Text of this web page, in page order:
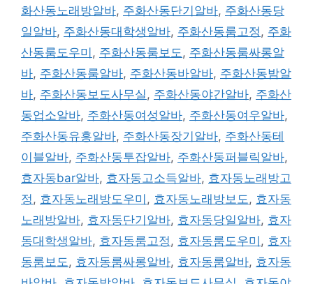
화산동노래방알바, 주화산동단기알바, 주화산동당
일알바, 주화산동대학생알바, 주화산동룸고정, 주화
산동룸도우미 , 주화산동룸보도, 주화산동룸싸롱알
바, 주화산동룸알바, 주화산동바알바, 주화산동밤알
바, 주화산동보도사무실, 주화산동야간알바, 주화산
동업소알바, 주화산동여성알바, 주화산동여우알바,
주화산동유흥알바, 주화산동장기알바, 주화산동테
이블알바, 주화산동투잡알바, 주화산동퍼블릭알바,
효자동bar알바, 효자동고소득알바, 효자동노래방고
정, 효자동노래방도우미 , 효자동노래방보도, 효자동
노래방알바, 효자동단기알바, 효자동당일알바, 효자
동대학생알바, 효자동룸고정, 효자동룸도우미 , 효자
동룸보도, 효자동룸싸롱알바, 효자동룸알바, 효자동